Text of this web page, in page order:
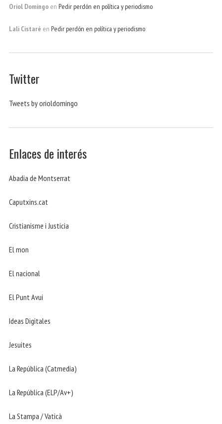
Oriol Domingo en Pedir perdón en política y periodismo
Lali Cistaré en Pedir perdón en política y periodismo
Twitter
Tweets by orioldomingo
Enlaces de interés
Abadia de Montserrat
Caputxins.cat
Cristianisme i Justicia
El mon
El nacional
El Punt Avui
Ideas Digitales
Jesuites
La República (Catmedia)
La República (ELP/Av+)
La Stampa / Vaticà